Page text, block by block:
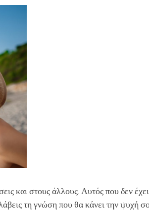
και στους άλλους. Αυτός που δεν έχει
τη γνώση που θα κάνει την ψυχή